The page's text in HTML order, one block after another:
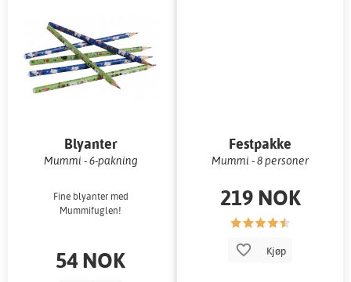
Blyanter
Mummi - 6-pakning
Fine blyanter med
Mummifuglen!
54 NOK
Festpakke
Mummi - 8 personer
219 NOK
Kjøp